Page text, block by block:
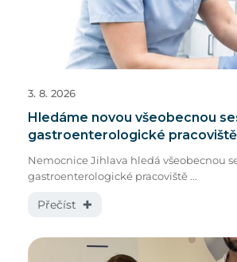
Hledáme novou všeobecnou
gastroenterologické pracoviště
Nemocnice Jihlava hledá všeobecnou
gastroenterologické pracoviště ...
Přečíst ✚
3. 8. 2026